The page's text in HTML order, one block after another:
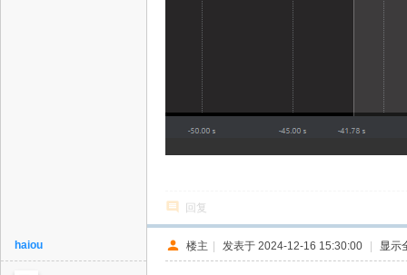
回复
haiou 楼主 | 发表于 2024-12-16 15:30:00 | 显示